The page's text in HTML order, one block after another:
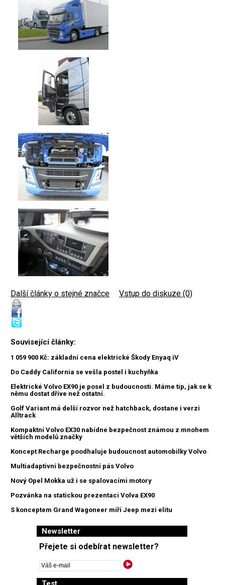
Další články o stejné značce Vstup do diskuze (0)
Související články:
1 059 900 Kč: základní cena elektrické Škody Enyaq iV
Do Caddy California se vešla postel i kuchyňka
Elektrické Volvo EX90 je posel z budoucnosti. Máme tip, jak se k
němu dostat dříve než ostatní.
Golf Variant má delší rozvor než hatchback, dostane i verzi
Alltrack
Kompaktní Volvo EX30 nabídne bezpečnost známou z mnohem
větších modelů značky
Koncept Recharge poodhaluje budoucnost automobilky Volvo
Multiadaptivní bezpečnostní pás Volvo
Nový Opel Mokka už i se spalovacími motory
Pozvánka na statickou prezentaci Volva EX90
S konceptem Grand Wagoneer míří Jeep mezi elitu
Newsletter
Přejete si odebírat newsletter?